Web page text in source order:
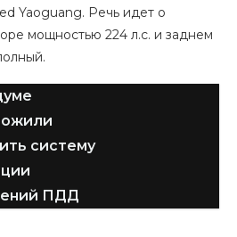
Yaoguang. Речь идет о
мощностью 224 л.с. и заднем
систему
ПДД